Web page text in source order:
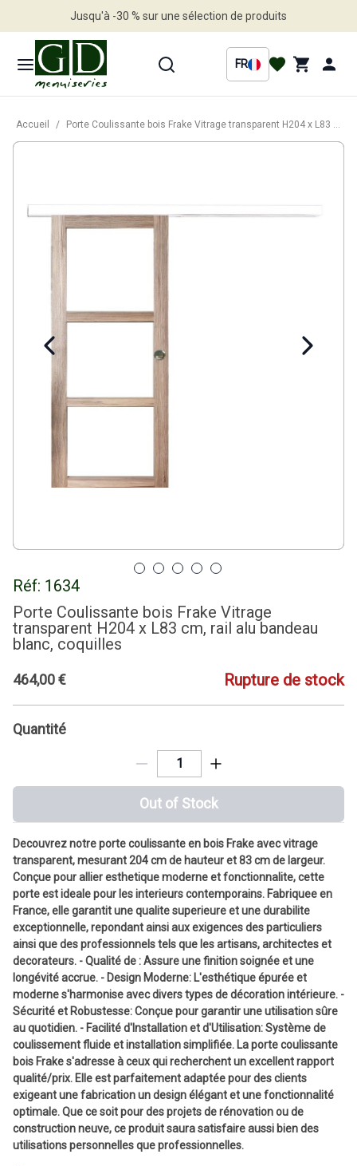
Jusqu'à -30 % sur une sélection de produits
FR
Accueil / Porte Coulissante bois Frake Vitrage transparent H204 x L83 cm, rail alu bandeau blanc, coquilles
Réf: 1634
Porte Coulissante bois Frake Vitrage
transparent H204 x L83 cm, rail alu bandeau
blanc, coquilles
464,00€ Rupture de stock
Quantité
Out of Stock
Decouvrez notre porte coulissante en bois Frake avec vitrage
transparent, mesurant 204 cm de hauteur et 83 cm de largeur.
Conçue pour allier esthetique moderne et fonctionnalite, cette
porte est ideale pour les interieurs contemporains. Fabriquee en
France, elle garantit une qualite superieure et une durabilite
exceptionnelle, repondant ainsi aux exigences des particuliers
ainsi que des professionnels tels que les artisans, architectes et
decorateurs. - Qualité de : Assure une finition soignée et une
longévité accrue. - Design Moderne: L'esthétique épurée et
moderne s'harmonise avec divers types de décoration intérieure. -
Sécurité et Robustesse: Conçue pour garantir une utilisation sûre
au quotidien. - Facilité d'Installation et d'Utilisation: Système de
coulissement fluide et installation simplifiée. La porte coulissante
bois Frake s'adresse à ceux qui recherchent un excellent rapport
qualité/prix. Elle est parfaitement adaptée pour des clients
exigeant une fabrication un design élégant et une fonctionnalité
optimale. Que ce soit pour des projets de rénovation ou de
construction neuve, ce produit saura satisfaire aussi bien des
utilisations personnelles que professionnelles.